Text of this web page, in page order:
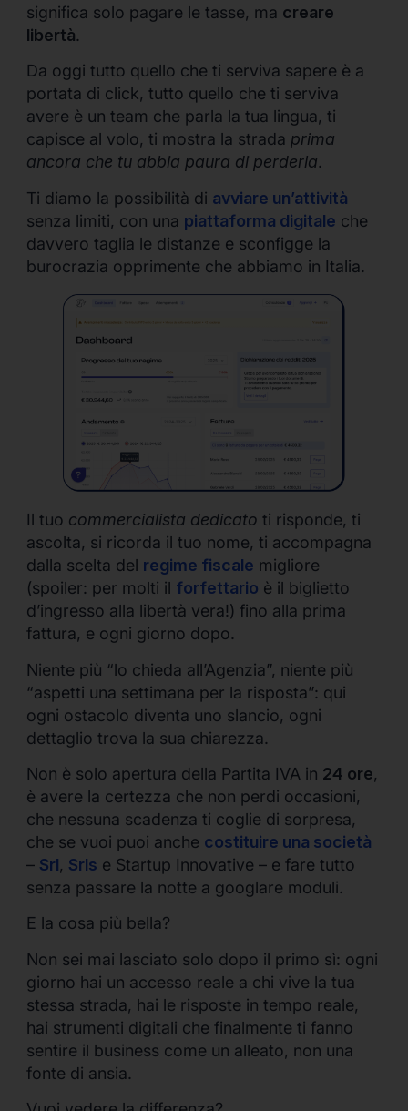
significa solo pagare le tasse, ma creare
libertà.
Da oggi tutto quello che ti serviva sapere è a
portata di click, tutto quello che ti serviva
avere è un team che parla la tua lingua, ti
capisce al volo, ti mostra la strada prima
ancora che tu abbia paura di perderla.
Ti diamo la possibilità di avviare un’attività
senza limiti, con una piattaforma digitale che
davvero taglia le distanze e sconfigge la
burocrazia opprimente che abbiamo in Italia.
Il tuo commercialista dedicato ti risponde, ti
ascolta, si ricorda il tuo nome, ti accompagna
dalla scelta del regime fiscale migliore
(spoiler: per molti il forfettario è il biglietto
d’ingresso alla libertà vera!) fino alla prima
fattura, e ogni giorno dopo.
Niente più “lo chieda all’Agenzia”, niente più
“aspetti una settimana per la risposta”: qui
ogni ostacolo diventa uno slancio, ogni
dettaglio trova la sua chiarezza.
Non è solo apertura della Partita IVA in 24 ore,
è avere la certezza che non perdi occasioni,
che nessuna scadenza ti coglie di sorpresa,
che se vuoi puoi anche costituire una società
– Srl, Srls e Startup Innovative – e fare tutto
senza passare la notte a googlare moduli.
E la cosa più bella?
Non sei mai lasciato solo dopo il primo sì: ogni
giorno hai un accesso reale a chi vive la tua
stessa strada, hai le risposte in tempo reale,
hai strumenti digitali che finalmente ti fanno
sentire il business come un alleato, non una
fonte di ansia.